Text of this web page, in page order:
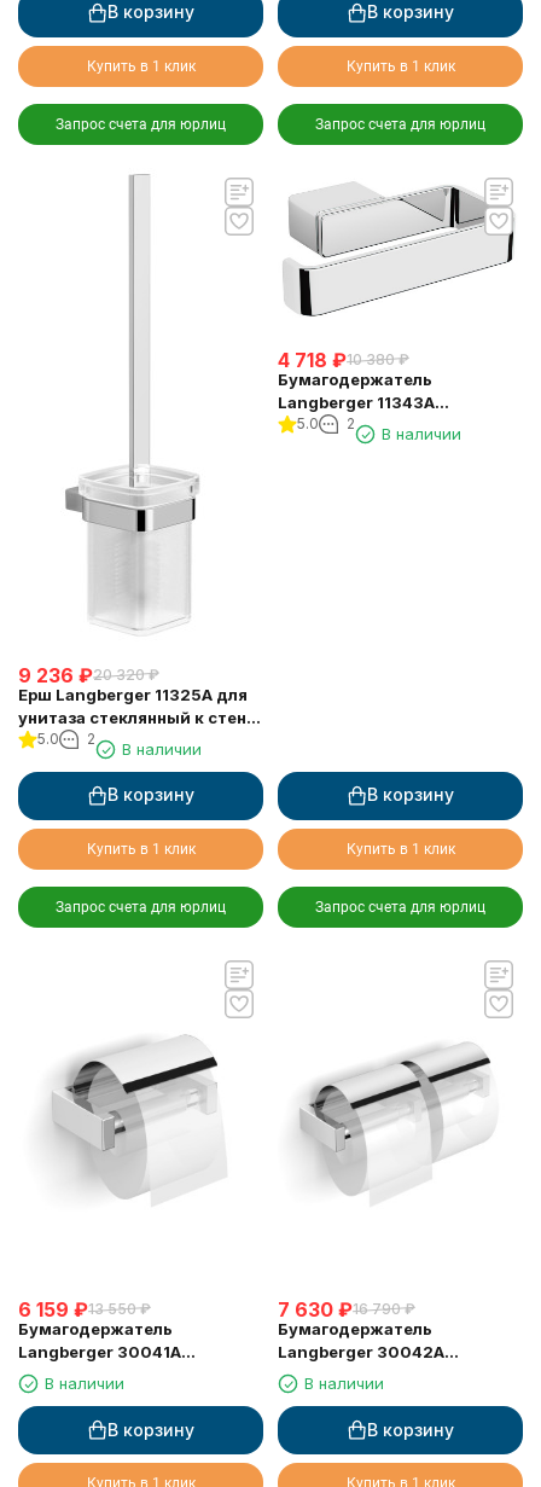
В корзину
Купить в 1 клик
Запрос счета для юрлиц
В корзину
Купить в 1 клик
Запрос счета для юрлиц
9 236 ₽20 320 ₽
Ерш Langberger 11325A для
унитаза стеклянный к стене
квадратный
5.0 2
В наличии
В корзину
Купить в 1 клик
Запрос счета для юрлиц
4 718 ₽10 380 ₽
Бумагодержатель
Langberger 11343A
туалетной бумаги без
крышки квадратный
5.0 2
В наличии
В корзину
Купить в 1 клик
Запрос счета для юрлиц
6 159 ₽13 550 ₽
Бумагодержатель
Langberger 30041A
туалетной бумаги с
крышкой
В наличии
В корзину
7 630 ₽16 790 ₽
Бумагодержатель
Langberger 30042A
туалетной бумаги с
крышкой двойной
В наличии
В корзину